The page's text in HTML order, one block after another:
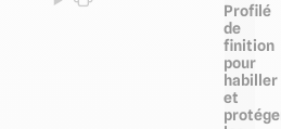
Profilé
de
finition
pour
habiller
et